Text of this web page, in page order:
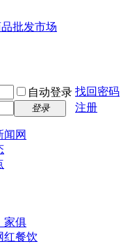
批发市场
自动登录 找回密码
登录 注册
闻网
家俱
红餐饮